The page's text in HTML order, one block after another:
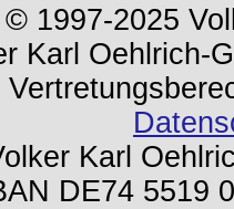
1997-2025
Karl Oehlrich-
Karl
DE74 5519